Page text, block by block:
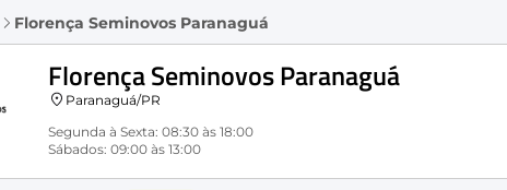
Florença Seminovos Paranaguá
Florença Seminovos Paranaguá
Paranaguá/PR
Segunda à Sexta: 08:30 às 18:00
Sábados: 09:00 às 13:00